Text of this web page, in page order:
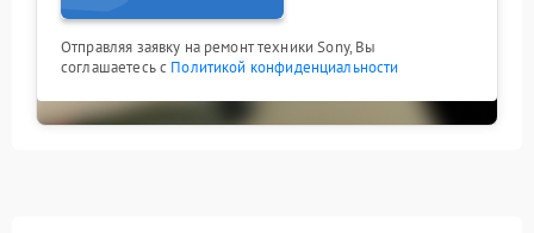
Отправляя заявку на ремонт техники Sony, Вы
соглашаетесь с Политикой конфиденциальности